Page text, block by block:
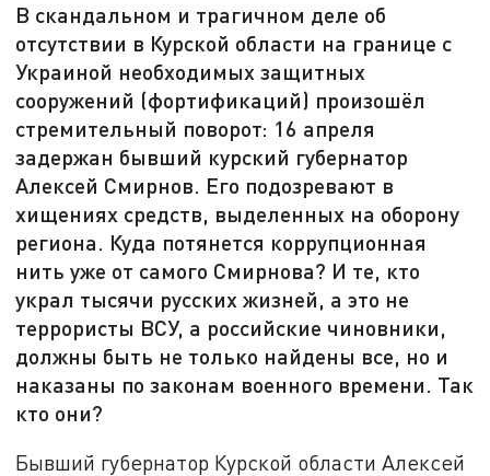
В скандальном и трагичном деле об
отсутствии в Курской области на границе с
Украиной необходимых защитных
сооружений (фортификаций) произошёл
стремительный поворот: 16 апреля
задержан бывший курский губернатор
Алексей Смирнов. Его подозревают в
хищениях средств, выделенных на оборону
региона. Куда потянется коррупционная
нить уже от самого Смирнова? И те, кто
украл тысячи русских жизней, а это не
террористы ВСУ, а российские чиновники,
должны быть не только найдены все, но и
наказаны по законам военного времени. Так
кто они?
Бывший губернатор Курской области Алексей